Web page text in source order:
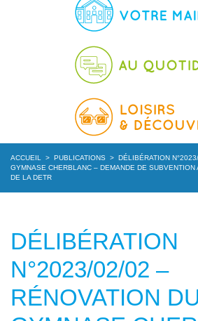
ACCUEIL > PUBLICATIONS > DÉLIBÉRATION
GYMNASE CHERBLANC – DEMANDE DE SUBVENTION
DE LA DETR
DÉLIBÉRATION
N°2023/02/02 –
RÉNOVATION